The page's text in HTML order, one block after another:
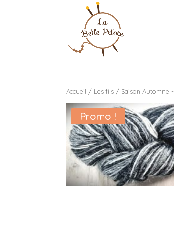
Accueil / Les fils / Saison Automne
Promo !